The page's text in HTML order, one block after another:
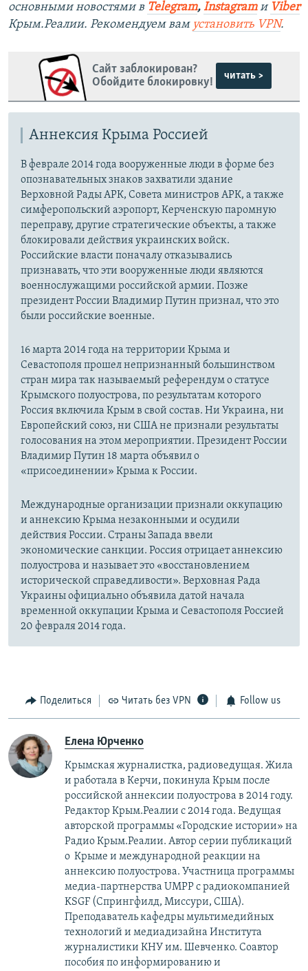
основными новостями в Telegram, Instagramи Viber
Крым.Реалии. Рекомендуем вам установить VPN.
Сайт заблокирован?
Обойдите блокировку!
читать >
Аннексия Крыма Россией
В феврале 2014 года вооруженные люди в форме без
опознавательных знаков захватили здание
Верховной Рады АРК, Совета министров АРК, а также
симферопольский аэропорт, Керченскую паромную
переправу, другие стратегические объекты, а также
блокировали действия украинских войск.
Российские власти поначалу отказывались
признавать, что эти вооруженные люди являются
военнослужащими российской армии. Позже
президент России Владимир Путин признал, что это
были российские военные.
16 марта 2014 года на территории Крыма и
Севастополя прошел непризнанный большинством
стран мира так называемый референдум о статусе
Крымского полуострова, по результатам которого
Россия включила Крым в свой состав. Ни Украина, ни
Европейский союз, ни США не признали результаты
голосования на этом мероприятии. Президент России
Владимир Путин 18 марта объявил о
«присоединении» Крыма к России.
Международные организации признали оккупацию
и аннексию Крыма незаконными и осудили
действия России. Страны Запада ввели
экономические санкции. Россия отрицает аннексию
полуострова и называет это «восстановлением
исторической справедливости». Верховная Рада
Украины официально объявила датой начала
временной оккупации Крыма и Севастополя Россией
20 февраля 2014 года.
Поделиться Читать без VPN Follow us
Елена Юрченко
Крымская журналистка, радиоведущая. Жила
и работала в Керчи, покинула Крым после
российской аннексии полуострова в 2014 году.
Редактор Крым.Реалии с 2014 года. Ведущая
авторской программы «Городские истории» на
Радио Крым.Реалии. Автор серии публикаций
о Крыме и международной реакции на
аннексию полуострова. Участница программы
медиа-партнерства UMPP с радиокомпанией
KSGF (Спрингфилд, Миссури, США).
Преподаватель кафедры мультимедийных
технологий и медиадизайна Института
журналистики КНУ им. Шевченко. Соавтор
пособия по информированию и